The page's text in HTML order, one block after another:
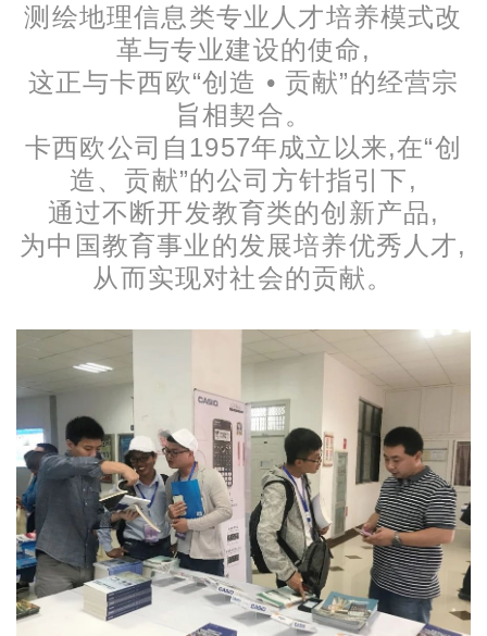
测绘地理信息类专业人才培养模式改
革与专业建设的使命,
这正与卡西欧“创造 • 贡献”的经营宗
旨相契合。
卡西欧公司自1957年成立以来,在“创
造、贡献”的公司方针指引下,
通过不断开发教育类的创新产品,
为中国教育事业的发展培养优秀人才,
从而实现对社会的贡献。